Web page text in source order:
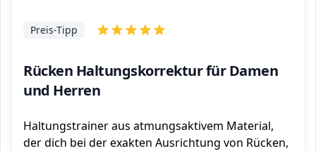
Rücken Haltungskorrektur für Damen
und Herren
Preis-Tipp
Haltungstrainer aus atmungsaktivem Material,
der dich bei der exakten Ausrichtung von Rücken,